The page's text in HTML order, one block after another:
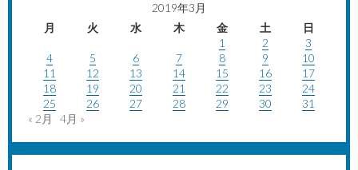
2019年3月
月
火 水 木 金 土
日
1
2
3
4
5 6 7 8 9
10
11
12 13 14 15 16
17
18
19 20 21 22 23
24
25
26 27 28 29 30
31
« 2月
4月 »